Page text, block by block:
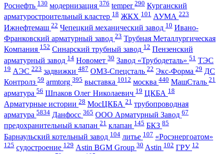
Роснефть 130 модернизация 376 temper 290 Курганский
арматуростроительный кластер 18 ЖКХ 101 АУМА 223
Ижнефтемаш 22 Чепецкий механический завод 10 Ивано-
Франковский арматурный завод 23 Трубная Металлургическая
Компания 152 Синарский трубный завод 12 Пензенский
арматурный завод 14 Новомет 30 Завод «Трубодеталь» 51 ТЭС
19 АЭС 223 задвижки 487 ОМЗ-Спецсталь 22 Экс-Форма 29 ДС
Контролз 59 armtorg 395 выставка 1012 москва 440 МашСталь 21
арматура 56 Шпаков Олег Николаевич 19 ЦКБА 18
Арматурные истории 28 МосЦКБА 21 трубопроводная
арматура 5834 Данфосс 365 ООО Арматурный Завод 67
предохранительный клапан 21 клапан 145 БКЗ 85
Барнаульский котельный завод 104 литье 107 «Росэнергоатом»
125 судостроение 129 Astin BGM Group 30 Astin 102 ГРУ 12